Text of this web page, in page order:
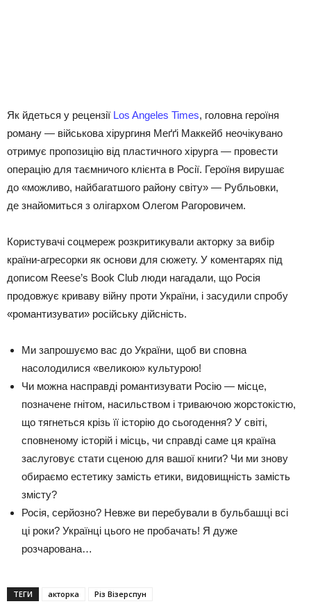
Як йдеться у рецензії Los Angeles Times, головна героїня
роману — військова хірургиня Меґґі Маккейб неочікувано
отримує пропозицію від пластичного хірурга — провести
операцію для таємничого клієнта в Росії. Героїня вирушає
до «можливо, найбагатшого району світу» — Рубльовки,
де знайомиться з олігархом Олегом Рагоровичем.
Користувачі соцмереж розкритикували акторку за вибір
країни-агресорки як основи для сюжету. У коментарях під
дописом Reese’s Book Club люди нагадали, що Росія
продовжує криваву війну проти України, і засудили спробу
«романтизувати» російську дійсність.
Ми запрошуємо вас до України, щоб ви сповна
насолодилися «великою» культурою!
Чи можна насправді романтизувати Росію — місце,
позначене гнітом, насильством і триваючою жорстокістю,
що тягнеться крізь її історію до сьогодення? У світі,
сповненому історій і місць, чи справді саме ця країна
заслуговує стати сценою для вашої книги? Чи ми знову
обираємо естетику замість етики, видовищність замість
змісту?
Росія, серйозно? Невже ви перебували в бульбашці всі
ці роки? Українці цього не пробачать! Я дуже
розчарована…
ТЕГИ акторка Різ Візерспун